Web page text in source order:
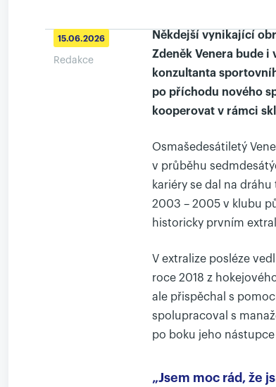
15.06.2026
Redakce
Někdejší vynikající
Zdeněk Venera bude
konzultanta
po příchodu nového
kooperovat v rámci
Osmašedesátiletý
v průběhu
kariéry se dal na
2003 – 2005 v klubu
historicky prvním
V extralize posléze
roce 2018 z
ale přispěchal s
spolupracoval s
po boku jeho
„Jsem moc rád, že